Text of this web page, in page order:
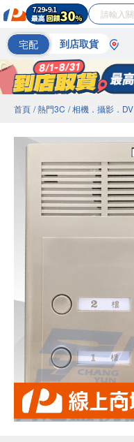
宅配 到店取貨
首頁 / 熱門3C / 相機．攝影．DV